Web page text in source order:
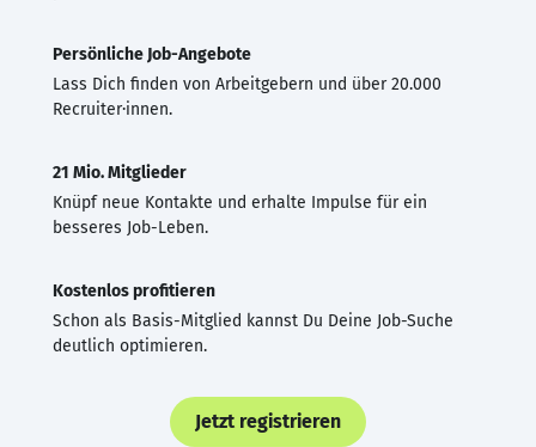
Persönliche Job-Angebote
Lass Dich finden von Arbeitgebern und über 20.000
Recruiter·innen.
21 Mio. Mitglieder
Knüpf neue Kontakte und erhalte Impulse für ein
besseres Job-Leben.
Kostenlos profitieren
Schon als Basis-Mitglied kannst Du Deine Job-Suche
deutlich optimieren.
Jetzt registrieren